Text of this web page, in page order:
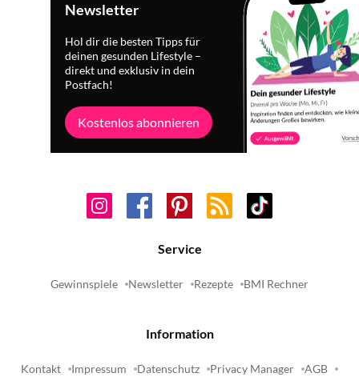
Newsletter
Hol dir die besten Tipps für
deinen gesunden Lifestyle –
direkt und exklusiv in dein
Postfach!
Kostenlos abonnieren
Service
Gewinnspiele Newsletter Rezepte BMI Rechner
Information
Kontakt Impressum Datenschutz Privacy Manager AGB